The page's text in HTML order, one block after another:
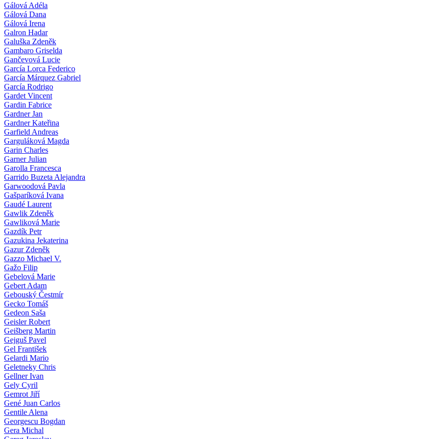
Gálová Adéla
Gálová Dana
Gálová Irena
Galron Hadar
Galuška Zdeněk
Gambaro Griselda
Gančevová Lucie
García Lorca Federico
García Márquez Gabriel
García Rodrigo
Gardet Vincent
Gardin Fabrice
Gardner Jan
Gardner Kateřina
Garfield Andreas
Garguláková Magda
Garin Charles
Garner Julian
Garolla Francesca
Garrido Buzeta Alejandra
Garwoodová Pavla
Gašparíková Ivana
Gaudé Laurent
Gawlik Zdeněk
Gawliková Marie
Gazdík Petr
Gazukina Jekaterina
Gazur Zdeněk
Gazzo Michael V.
Gažo Filip
Gebelová Marie
Gebert Adam
Gebouský Čestmír
Gecko Tomáš
Gedeon Saša
Geisler Robert
Geišberg Martin
Gejguš Pavel
Gel František
Gelardi Mario
Geletneky Chris
Gellner Ivan
Gely Cyril
Gemrot Jiří
Gené Juan Carlos
Gentile Alena
Georgescu Bogdan
Gera Michal